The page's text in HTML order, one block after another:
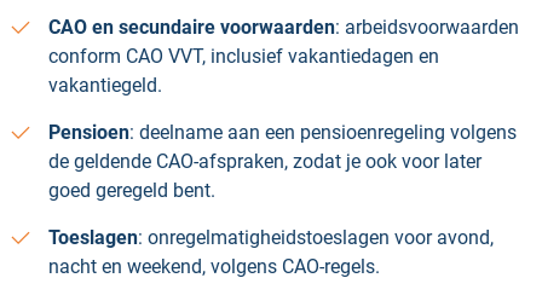
CAO en secundaire voorwaarden: arbeidsvoorwaarden
conform CAO VVT, inclusief vakantiedagen en
vakantiegeld.
Pensioen: deelname aan een pensioenregeling volgens
de geldende CAO-afspraken, zodat je ook voor later
goed geregeld bent.
Toeslagen: onregelmatigheidstoeslagen voor avond,
nacht en weekend, volgens CAO-regels.